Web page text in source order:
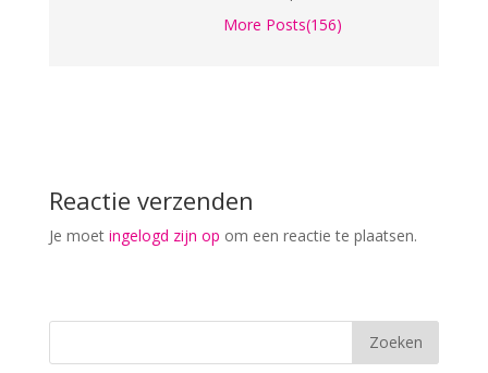
More Posts(156)
Reactie verzenden
Je moet ingelogd zijn op om een reactie te plaatsen.